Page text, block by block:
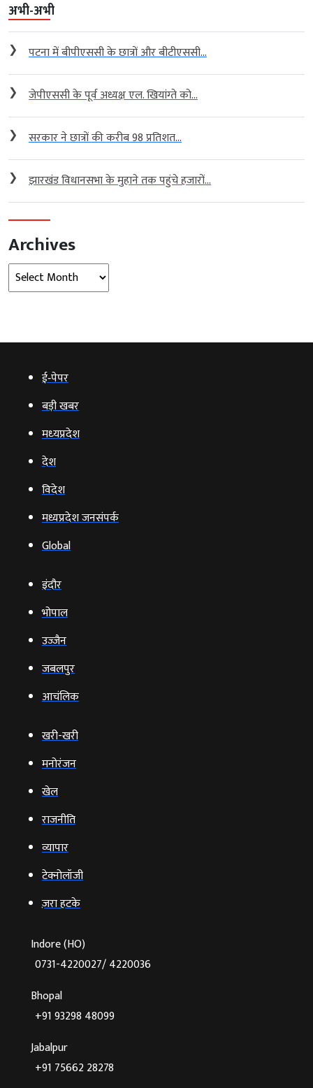
अभी-अभी
❯ पटना में बीपीएससी के छात्रों और बीटीएससी...
❯ जेपीएससी के पूर्व अध्यक्ष एल. खियांग्ते को...
❯ सरकार ने छात्रों की करीब 98 प्रतिशत...
❯ झारखंड विधानसभा के मुहाने तक पहुंचे हजारों...
Archives
Archives
ई‑पेपर
बड़ी खबर
मध्‍यप्रदेश
देश
विदेश
मध्यप्रदेश जनसंपर्क
Global
इंदौर
भोपाल
उज्‍जैन
जबलपुर
आचंलिक
खरी-खरी
मनोरंजन
खेल
राजनीति
व्‍यापार
टेक्‍नोलॉजी
ज़रा हटके
Indore (HO)
0731-4220027/ 4220036
Bhopal
+91 93298 48099
Jabalpur
+91 75662 28278